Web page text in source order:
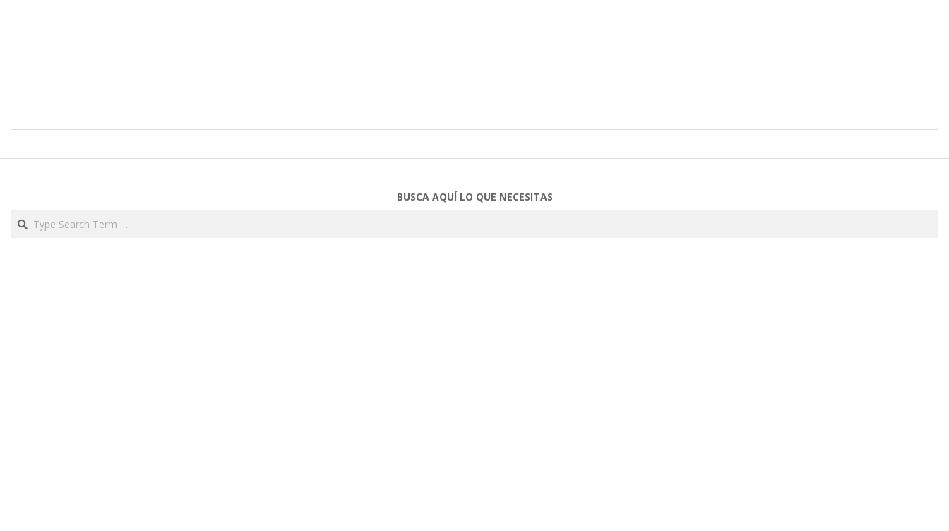
BUSCA AQUÍ LO QUE NECESITAS